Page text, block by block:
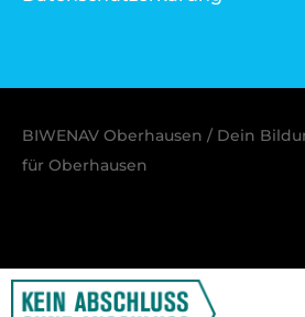
BIWENAV Oberhausen / Dein
für Oberhausen